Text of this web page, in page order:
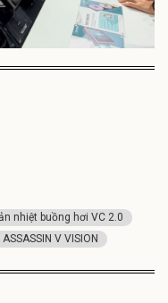
nhiệt buồng hơi VC 2.0
V VISION